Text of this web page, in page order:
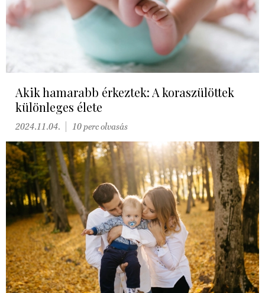
Akik hamarabb érkeztek: A koraszülöttek
különleges élete
2024.11.04. 10 perc olvasás